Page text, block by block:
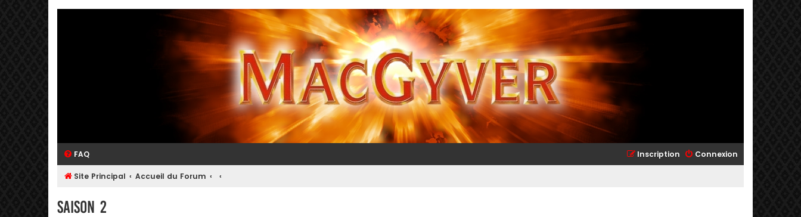
FAQ Connexion
Inscription
Site Principal Accueil du Forum
Saison 2